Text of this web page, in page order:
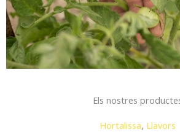
Els nostres
Hortalissa, Llavors